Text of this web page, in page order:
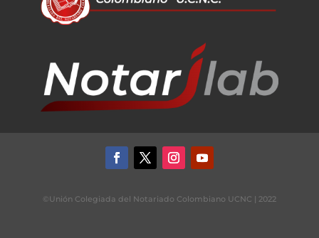
©Unión Colegiada del Notariado Colombiano UCNC | 2022